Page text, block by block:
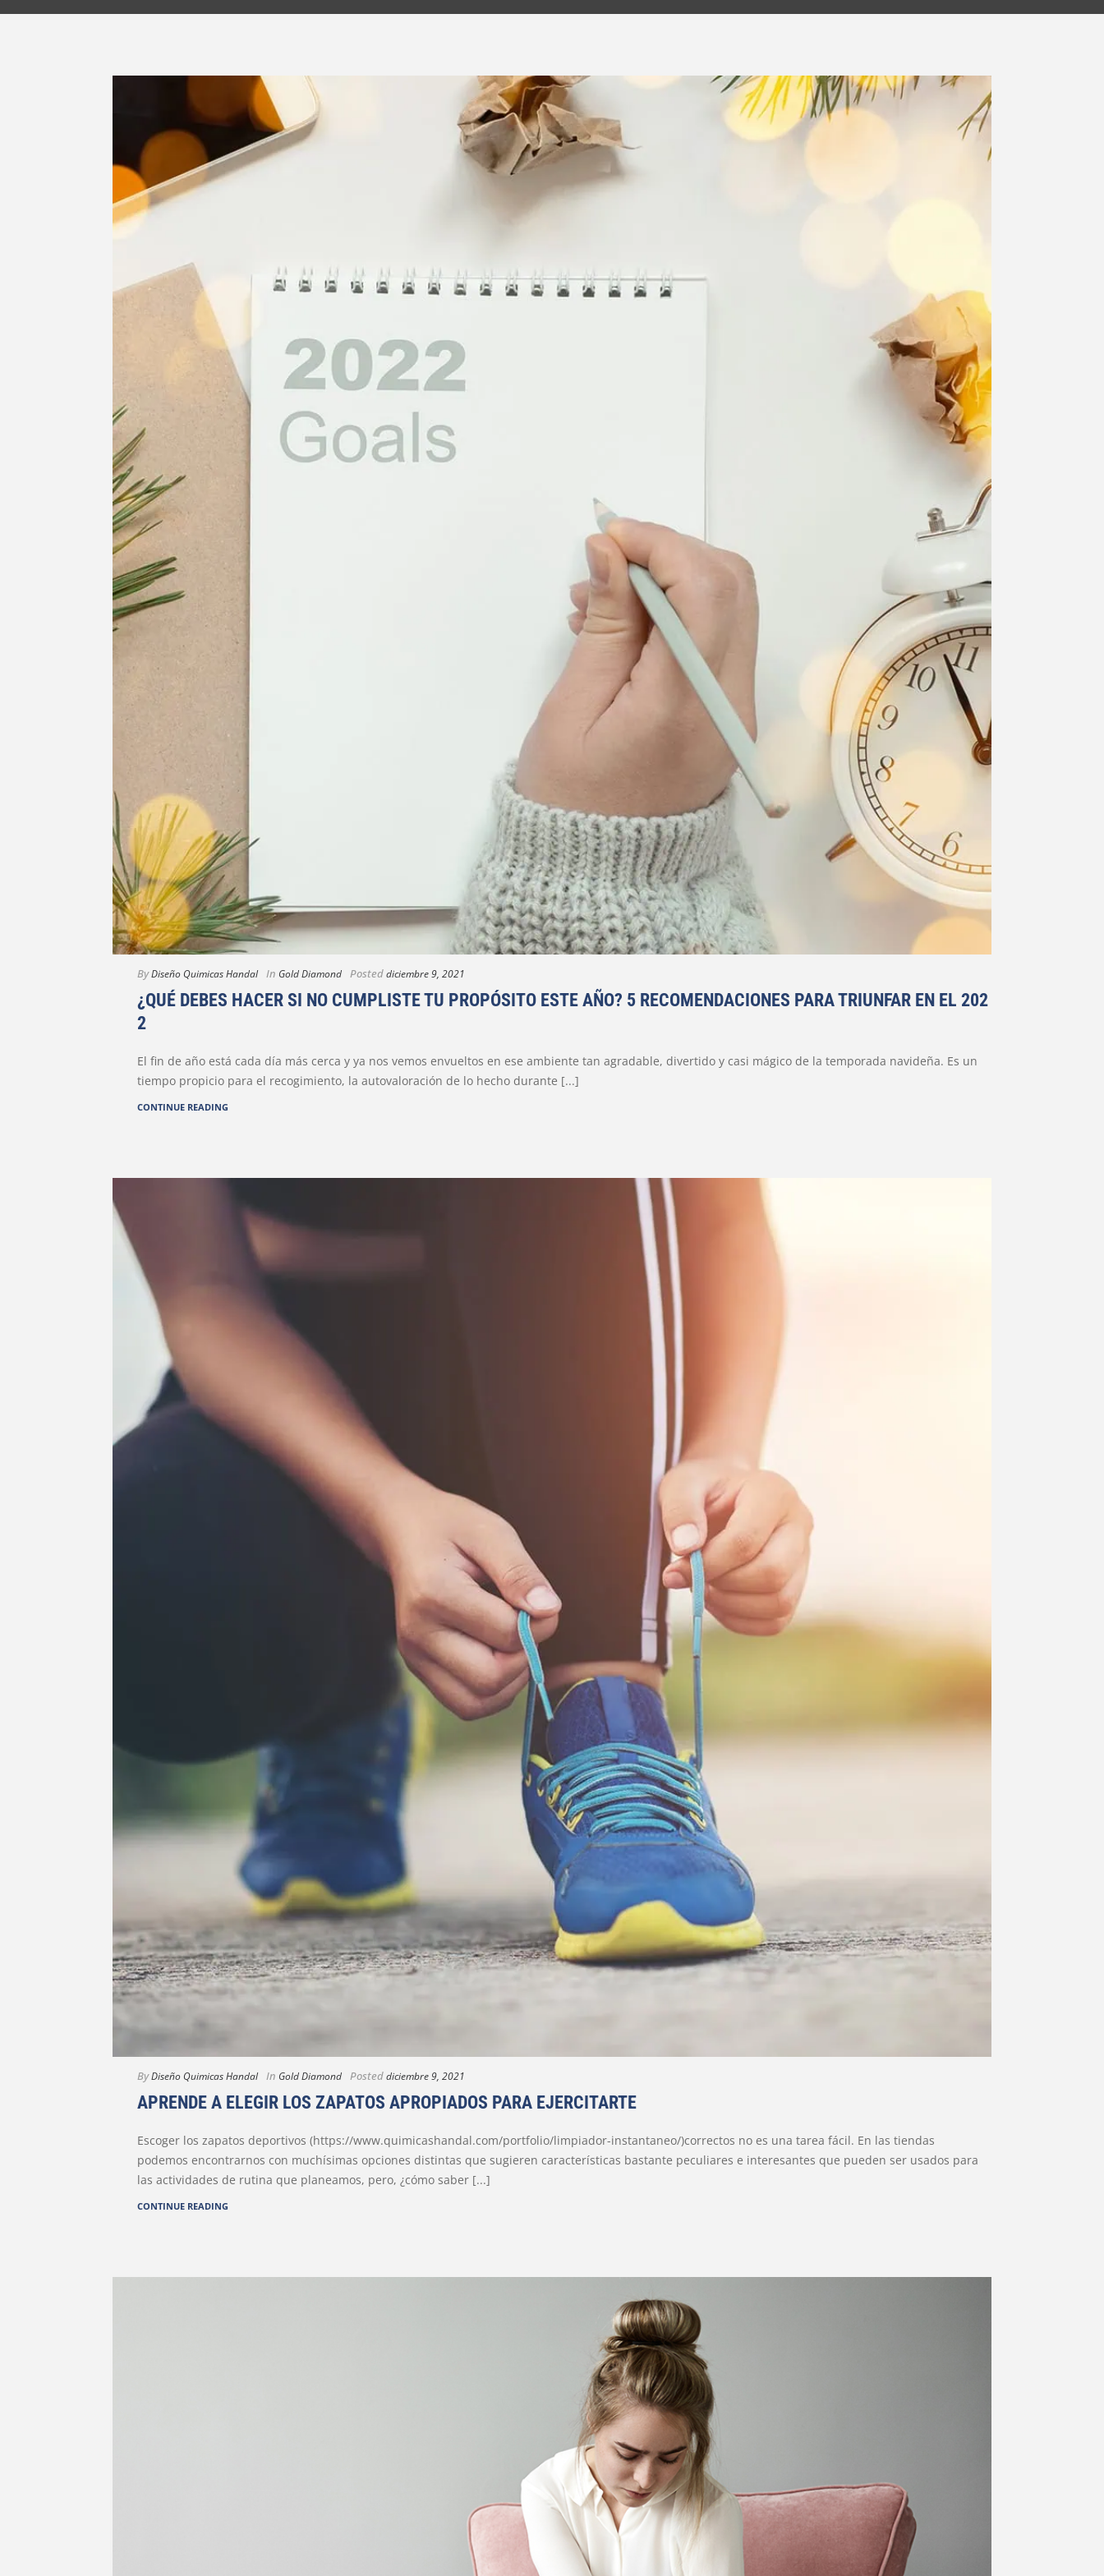
ByDiseño Quimicas Handal In Gold Diamond Posteddiciembre 9, 2021
¿QUÉ DEBES HACER SI NO CUMPLISTE TU PROPÓSITO ESTE AÑO? 5 RECOMENDACIONES PARA TRIUNFAR EN EL 202
2
El fin de año está cada día más cerca y ya nos vemos envueltos en ese ambiente tan agradable, divertido y casi mágico de la temporada navideña. Es un
tiempo propicio para el recogimiento, la autovaloración de lo hecho durante [...]
CONTINUE READING
ByDiseño Quimicas Handal In Gold Diamond Posteddiciembre 9, 2021
APRENDE A ELEGIR LOS ZAPATOS APROPIADOS PARA EJERCITARTE
Escoger los zapatos deportivos (https://www.quimicashandal.com/portfolio/limpiador-instantaneo/)correctos no es una tarea fácil. En las tiendas
podemos encontrarnos con muchísimas opciones distintas que sugieren características bastante peculiares e interesantes que pueden ser usados para
las actividades de rutina que planeamos, pero, ¿cómo saber [...]
CONTINUE READING